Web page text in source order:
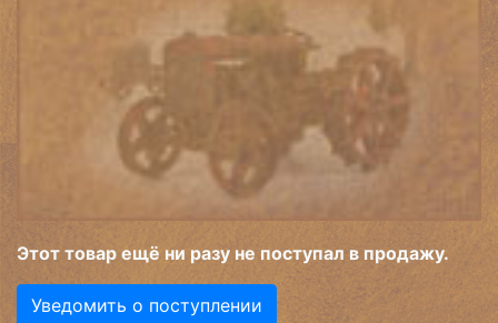
Этот товар ещё ни разу не поступал в продажу.
Уведомить о поступлении